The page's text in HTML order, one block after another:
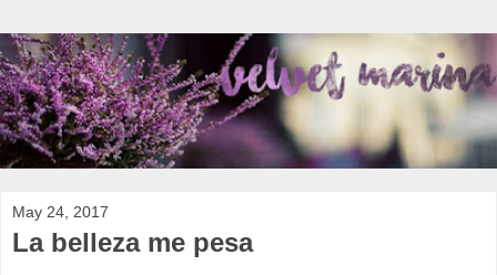
May 24, 2017
La belleza me pesa